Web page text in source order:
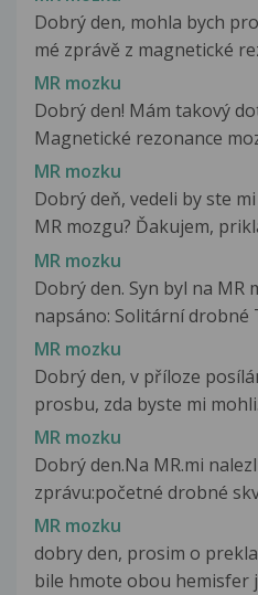
Dobrý den, mohla bych
mé zprávě z magnetické
MR mozku
Dobrý den! Mám takový
Magnetické rezonance
MR mozku
Dobrý deň, vedeli by ste
MR mozgu? Ďakujem,
MR mozku
Dobrý den. Syn byl na MR
napsáno: Solitární drobné
MR mozku
Dobrý den, v příloze
prosbu, zda byste mi
MR mozku
Dobrý den.Na MR.mi
zprávu:početné drobné
MR mozku
dobry den, prosim o
bile hmote obou hemisfer